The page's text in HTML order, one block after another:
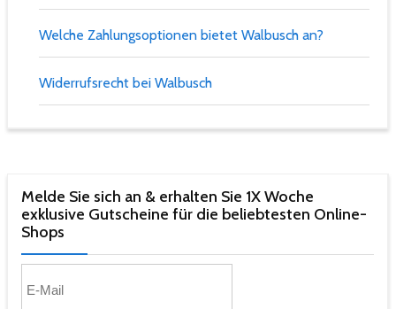
Welche Zahlungsoptionen bietet Walbusch an?
Widerrufsrecht bei Walbusch
Melde Sie sich an & erhalten Sie 1X Woche
exklusive Gutscheine für die beliebtesten Online-
Shops​